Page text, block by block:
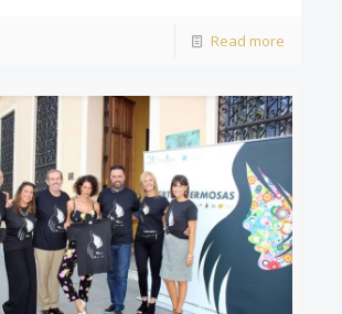
Read more